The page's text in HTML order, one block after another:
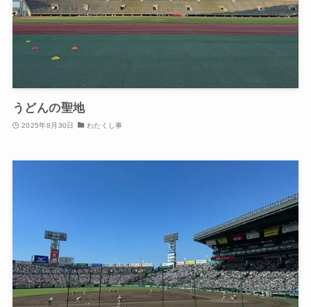
うどんの聖地
2025年8月30日 わたくし事